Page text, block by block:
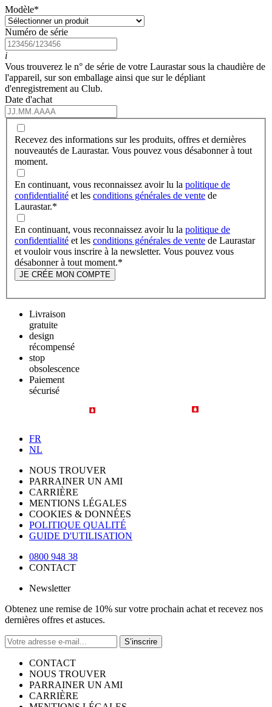
Modèle*
Numéro de série
i
Vous trouverez le n° de série de votre Laurastar sous la chaudière de
l'appareil, sur son emballage ainsi que sur le dépliant
d'enregistrement au Club.
Date d'achat
Recevez des informations sur les produits, offres et dernières
nouveautés de Laurastar. Vous pouvez vous désabonner à tout
moment.
En continuant, vous reconnaissez avoir lu la politique de
confidentialité et les conditions générales de vente de
Laurastar.*
En continuant, vous reconnaissez avoir lu la politique de
confidentialité et les conditions générales de vente de Laurastar
et vouloir vous inscrire à la newsletter. Vous pouvez vous
désabonner à tout moment.*
JE CRÉE MON COMPTE
Livraison
gratuite
design
récompensé
stop
obsolescence
Paiement
sécurisé
FR
NL
NOUS TROUVER
PARRAINER UN AMI
CARRIÈRE
MENTIONS LÉGALES
COOKIES & DONNÉES
POLITIQUE QUALITÉ
GUIDE D'UTILISATION
0800 948 38
CONTACT
Newsletter
Obtenez une remise de 10% sur votre prochain achat et recevez nos
dernières offres et astuces.
S’inscrire
CONTACT
NOUS TROUVER
PARRAINER UN AMI
CARRIÈRE